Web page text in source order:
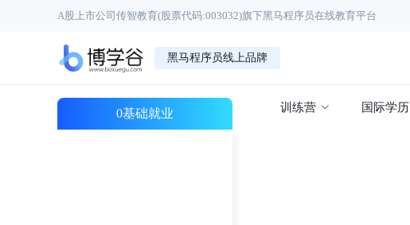
A股上市公司传智教育(股票代码:003032)旗下黑马程序员在线教育平台
黑马程序员线上品牌
训练营 国际学历
0基础就业